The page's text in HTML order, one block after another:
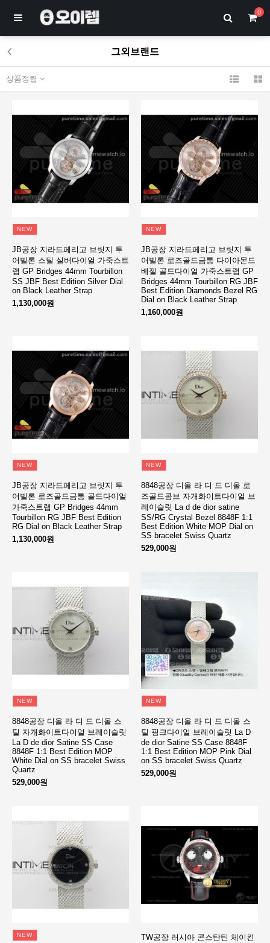
0
그외브랜드
상품정렬
NEW
JB공장 지라드페리고 브릿지 투
어빌론 스틸 실버다이얼 가죽스트
랩 GP Bridges 44mm Tourbillon
SS JBF Best Edition Silver Dial
on Black Leather Strap
1,130,000원
NEW
JB공장 지라드페리고 브릿지 투
어빌론 로즈골드금통 다이아몬드
베젤 골드다이얼 가죽스트랩 GP
Bridges 44mm Tourbillon RG JBF
Best Edition Diamonds Bezel RG
Dial on Black Leather Strap
1,160,000원
NEW
JB공장 지라드페리고 브릿지 투
어빌론 로즈골드금통 골드다이얼
가죽스트랩 GP Bridges 44mm
Tourbillon RG JBF Best Edition
RG Dial on Black Leather Strap
1,130,000원
NEW
8848공장 디올 라 디 드 디올 로
즈골드콤브 자개화이트다이얼 브
레이슬릿 La d de dior satine
SS/RG Crystal Bezel 8848F 1:1
Best Edition White MOP Dial on
SS bracelet Swiss Quartz
529,000원
NEW
8848공장 디올 라 디 드 디올 스
틸 자개화이트다이얼 브레이슬릿
La D de dior Satine SS Case
8848F 1:1 Best Edition MOP
White Dial on SS bracelet Swiss
Quartz
529,000원
NEW
8848공장 디올 라 디 드 디올 스
틸 핑크다이얼 브레이슬릿 La D
de dior Satine SS Case 8848F
1:1 Best Edition MOP Pink Dial
on SS bracelet Swiss Quartz
529,000원
NEW
TW공장 러시아 콘스탄틴 체이킨